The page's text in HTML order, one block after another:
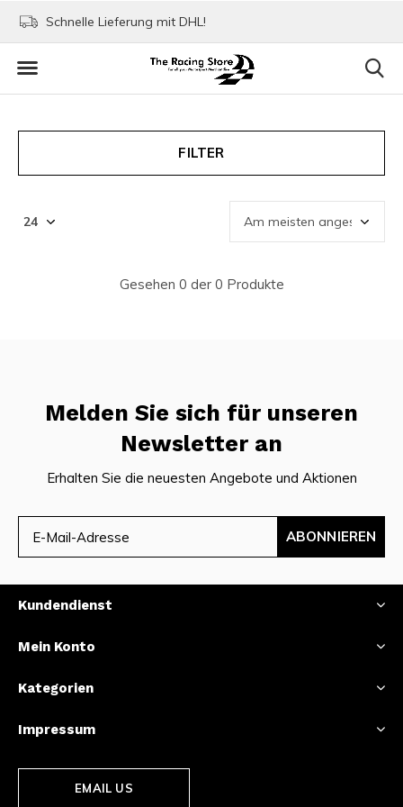
Schnelle Lieferung mit DHL!
FILTER
Gesehen 0 der 0 Produkte
Melden Sie sich für unseren
Newsletter an
Erhalten Sie die neuesten Angebote und Aktionen
ABONNIEREN
Kundendienst
Mein Konto
Kategorien
Impressum
EMAIL US